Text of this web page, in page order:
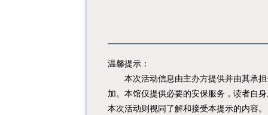
温馨提示：
本次活动信息由主办方提供并由其承担
加。本馆仅提供必要的安保服务，读者自
本次活动则视同了解和接受本提示的内容。